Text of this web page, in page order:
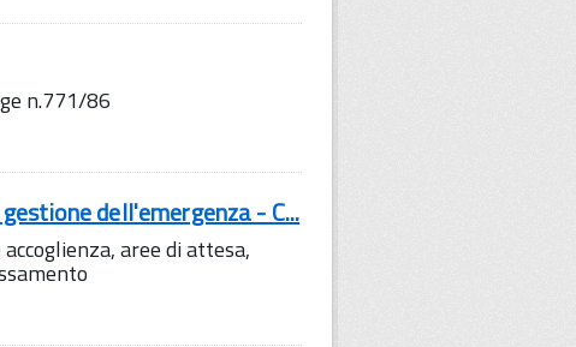
n.771/86
dell'emergenza - C...
aree di attesa,